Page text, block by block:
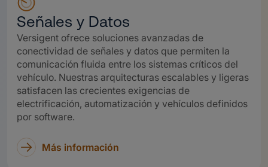
Señales y Datos
Versigent ofrece soluciones avanzadas de
conectividad de señales y datos que permiten la
comunicación fluida entre los sistemas críticos del
vehículo. Nuestras arquitecturas escalables y ligeras
satisfacen las crecientes exigencias de
electrificación, automatización y vehículos definidos
por software.
Más información